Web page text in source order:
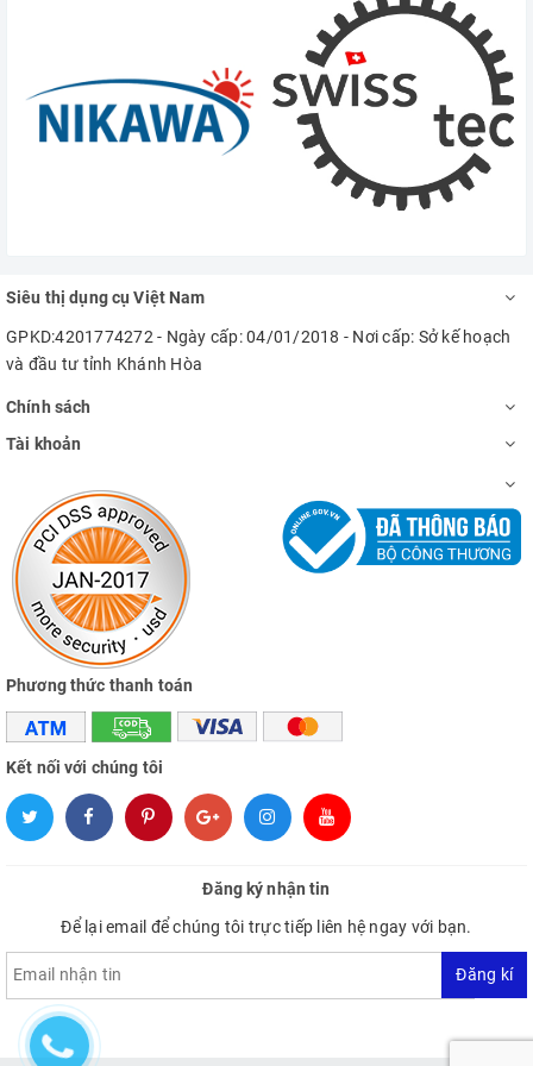
Siêu thị dụng cụ Việt Nam
GPKD:4201774272 - Ngày cấp: 04/01/2018 - Nơi cấp: Sở kế hoạch
và đầu tư tỉnh Khánh Hòa
Chính sách
Tài khoản
Phương thức thanh toán
Kết nối với chúng tôi
Đăng ký nhận tin
Để lại email để chúng tôi trực tiếp liên hệ ngay với bạn.
Đăng kí